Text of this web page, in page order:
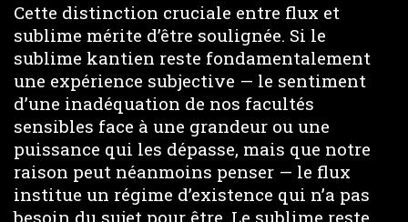
Cette distinction cruciale entre flux et
sublime mérite d’être soulignée. Si le
sublime kantien reste fondamentalement
une expérience subjective — le sentiment
d’une inadéquation de nos facultés
sensibles face à une grandeur ou une
puissance qui les dépasse, mais que notre
raison peut néanmoins penser — le flux
institue un régime d’existence qui n’a pas
besoin du sujet pour être. Le sublime reste